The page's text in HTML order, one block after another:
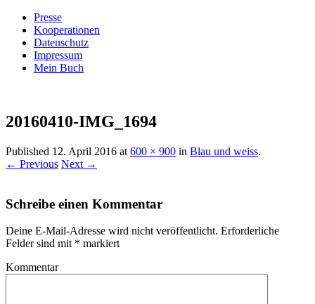
Presse
Kooperationen
Datenschutz
Impressum
Mein Buch
Villa König
20160410-IMG_1694
Published 12. April 2016 at 600 × 900 in Blau und weiss.
← Previous Next →
Schreibe einen Kommentar
Deine E-Mail-Adresse wird nicht veröffentlicht. Erforderliche
Felder sind mit * markiert
Kommentar